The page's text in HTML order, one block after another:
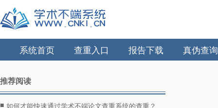
系统首页 查重入口 报告下载 真伪查询
推荐阅读
■ 如何才能快速通过学术不端论文查重系统的查重？